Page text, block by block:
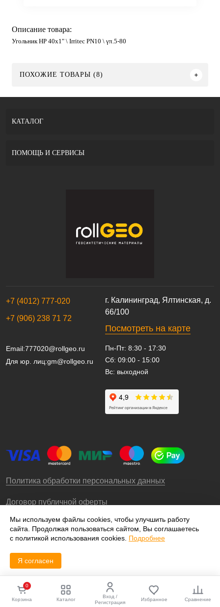
Описание товара:
Угольник HP 40x1" \ Irritec PN10 \ γπ.5-80
ПОХОЖИЕ ТОВАРЫ (8)
г. Калининград, Ялтинская, д.
66/100
Посмотреть на карте
+7 (4012) 777-020
+7 (906) 238 71 72
Email:777020@rollgeo.ru
Для юр. лиц:gm@rollgeo.ru
Пн-Пт: 8:30 - 17:30
Сб: 09:00 - 15:00
Вс: выходной
Политика обработки персональных данных
Договор публичной оферты
КАТАЛОГ
ПОМОЩЬ И СЕРВИСЫ
© 2009-2026 – ООО «Роллгео»
Корзина
0
Каталог
Вход /
Регистрация
Избранное Сравнение
Мы используем файлы cookies, чтобы улучшить работу
сайта. Продолжая пользоваться сайтом, Вы соглашаетесь
с политикой использования cookies. Подробнее
Я согласен